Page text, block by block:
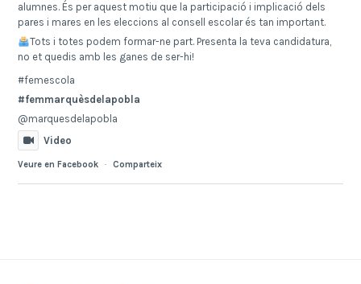
alumnes. És per aquest motiu que la participació i implicació dels
pares i mares en les eleccions al consell escolar és tan important.
Tots i totes podem formar-ne part. Presenta la teva candidatura,
no et quedis amb les ganes de ser-hi!
#femescola
#femmarquèsdelapobla
@marquesdelapobla
Video
Veure en Facebook · Comparteix